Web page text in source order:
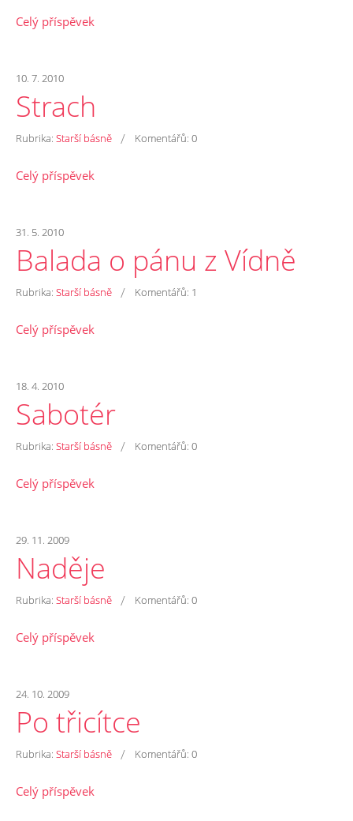
Celý příspěvek
10. 7. 2010
Strach
Rubrika: Starší básně / Komentářů: 0
Celý příspěvek
31. 5. 2010
Balada o pánu z Vídně
Rubrika: Starší básně / Komentářů: 1
Celý příspěvek
18. 4. 2010
Sabotér
Rubrika: Starší básně / Komentářů: 0
Celý příspěvek
29. 11. 2009
Naděje
Rubrika: Starší básně / Komentářů: 0
Celý příspěvek
24. 10. 2009
Po třicítce
Rubrika: Starší básně / Komentářů: 0
Celý příspěvek